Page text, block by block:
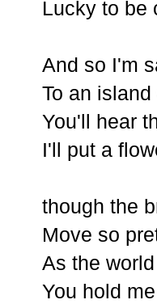
Lucky to be
And so I'm
To an
You'll hear
I'll put a
though the
Move so
As the
You hold